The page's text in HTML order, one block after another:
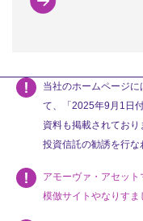
当社のホームページ
て、「2025年9月1日
資料も掲載されてお
投資信託の勧誘を行な
アモーヴァ・アセッ
模倣サイトやなりす